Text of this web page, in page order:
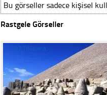
Bu görseller sadece kişisel
Rastgele Görseller
197 Tıklanma